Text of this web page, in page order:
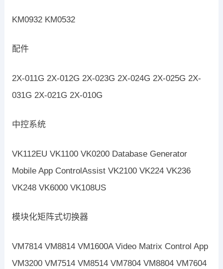
KM0932 KM0532
配件
2X-011G 2X-012G 2X-023G 2X-024G 2X-025G 2X-
031G 2X-021G 2X-010G
中控系统
VK112EU VK1100 VK0200 Database Generator
Mobile App ControlAssist VK2100 VK224 VK236
VK248 VK6000 VK108US
模块化矩阵式切换器
VM7814 VM8814 VM1600A Video Matrix Control App
VM3200 VM7514 VM8514 VM7804 VM8804 VM7604